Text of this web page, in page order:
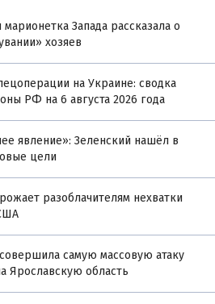
марионетка Запада рассказала о
хозяев
на Украине: сводка
РФ на 6 августа 2026 года
явление»: Зеленский нашёл в
цели
разоблачителям нехватки
самую массовую атаку
Ярославскую область